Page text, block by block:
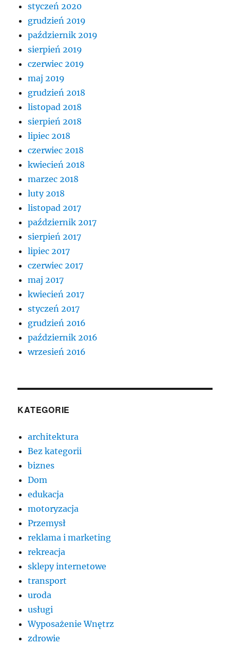
styczeń 2020
grudzień 2019
październik 2019
sierpień 2019
czerwiec 2019
maj 2019
grudzień 2018
listopad 2018
sierpień 2018
lipiec 2018
czerwiec 2018
kwiecień 2018
marzec 2018
luty 2018
listopad 2017
październik 2017
sierpień 2017
lipiec 2017
czerwiec 2017
maj 2017
kwiecień 2017
styczeń 2017
grudzień 2016
październik 2016
wrzesień 2016
KATEGORIE
architektura
Bez kategorii
biznes
Dom
edukacja
motoryzacja
Przemysł
reklama i marketing
rekreacja
sklepy internetowe
transport
uroda
usługi
Wyposażenie Wnętrz
zdrowie